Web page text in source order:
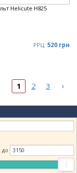
Helicute H825
РРЦ: 520 грн
1 2 3 ›
до